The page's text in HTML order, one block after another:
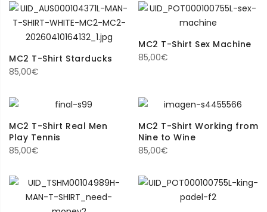
MC2 T-Shirt Starducks
85,00€
MC2 T-Shirt Sex Machine
85,00€
MC2 T-Shirt Real Men
Play Tennis
85,00€
MC2 T-Shirt Working from
Nine to Wine
85,00€